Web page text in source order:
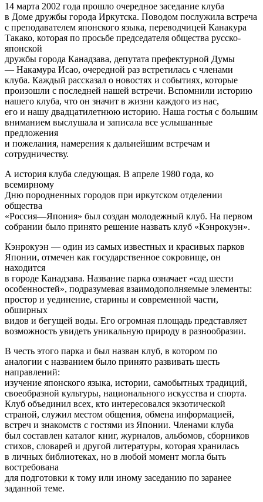
14 марта 2002 года прошло очередное заседание клуба
в Доме дружбы города Иркутска. Поводом послужила встреча
с преподавателем японского языка, переводчицей Канакура
Такако, которая по просьбе председателя общества русско-
японской
дружбы города Канадзава, депутата префектурной Думы
— Накамура Исао, очередной раз встретилась с членами
клуба. Каждый рассказал о новостях и событиях, которые
произошли с последней нашей встречи. Вспомнили историю
нашего клуба, что он значит в жизни каждого из нас,
его и нашу двадцатилетнюю историю. Наша гостья с большим
вниманием выслушала и записала все услышанные
предложения
и пожелания, намерения к дальнейшим встречам и
сотрудничеству.
А история клуба следующая. В апреле 1980 года, ко
всемирному
Дню породненных городов при иркутском отделении
общества
«Россия—Япония» был создан молодежный клуб. На первом
собрании было принято решение назвать клуб «Кэнрокуэн».
Кэнрокуэн — один из самых известных и красивых парков
Японии, отмечен как государственное сокровище, он
находится
в городе Канадзава. Название парка означает «сад шести
особенностей», подразумевая взаимодополняемые элементы:
простор и уединение, старины и современной части,
обширных
видов и бегущей воды. Его огромная площадь представляет
возможность увидеть уникальную природу в разнообразии.
В честь этого парка и был назван клуб, в котором по
аналогии с названием было принято развивать шесть
направлений:
изучение японского языка, истории, самобытных традиций,
своеобразной культуры, национального искусства и спорта.
Клуб объединил всех, кто интересовался экзотической
страной, служил местом общения, обмена информацией,
встреч и знакомств с гостями из Японии. Членами клуба
был составлен каталог книг, журналов, альбомов, сборников
стихов, словарей и другой литературы, которая хранилась
в личных библиотеках, но в любой момент могла быть
востребована
для подготовки к тому или иному заседанию по заранее
заданной теме.